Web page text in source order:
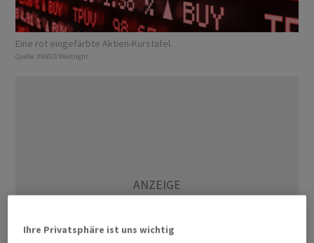
Eine rot eingefärbte Aktien-Kurstafel.
Quelle: IMAGO/Westlight
Ihre Privatsphäre ist uns wichtig